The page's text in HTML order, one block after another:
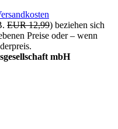
EUR 12,99) beziehen sich
Preise oder – wenn
mbH